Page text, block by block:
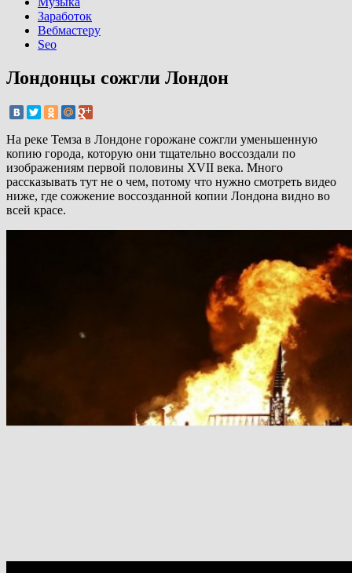
Заработок
Вебмастеру
Seo
Лондонцы сожгли Лондон
На реке Темза в Лондоне горожане сожгли уменьшенную
копию города, которую они тщательно воссоздали по
изображениям первой половины XVII века. Много
рассказывать тут не о чем, потому что нужно смотреть видео
ниже, где сожжение воссозданной копии Лондона видно во
всей красе.